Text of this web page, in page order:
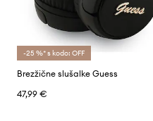
-25 %* s kodo: OFF
Brezžične slušalke Guess
47,99 €